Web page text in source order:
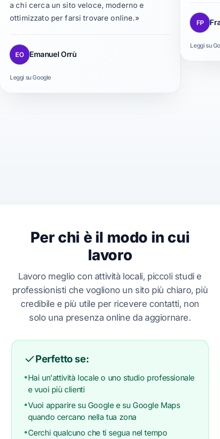
a chi cerca un sito veloce, moderno e
ottimizzato per farsi trovare online.»
EO Emanuel Orrù
Leggi su Google
FP
Leggi su
Per chi è il modo in cui
lavoro
Lavoro meglio con attività locali, piccoli studi e
professionisti che vogliono un sito più chiaro, più
credibile e più utile per ricevere contatti, non
solo una presenza online da aggiornare.
Perfetto se:
•Hai un'attività locale o uno studio professionale
e vuoi più clienti
•Vuoi apparire su Google e su Google Maps
quando cercano nella tua zona
•Cerchi qualcuno che ti segua nel tempo